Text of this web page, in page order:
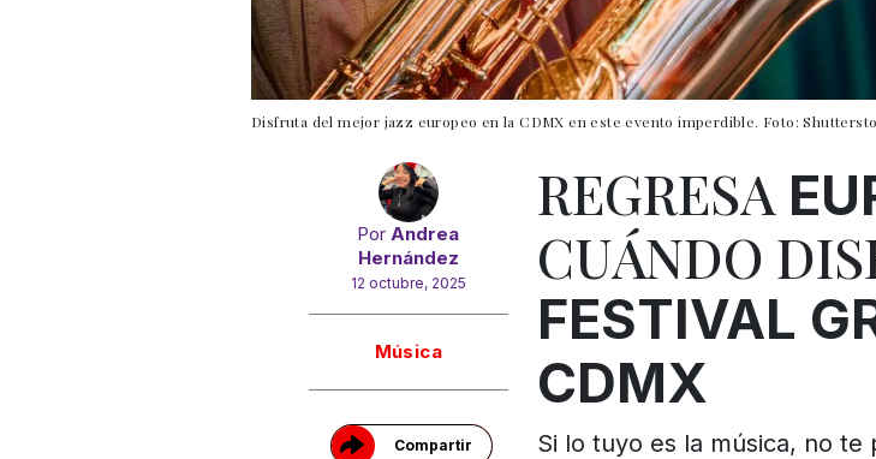
Disfruta del mejor jazz europeo en la CDMX en este evento imperdible. Foto:
PorAndrea
Hernández
12 octubre, 2025
Música
Compartir
REGRESA
CUÁNDO
FESTIVAL
CDMX
Si lo tuyo es la música, no